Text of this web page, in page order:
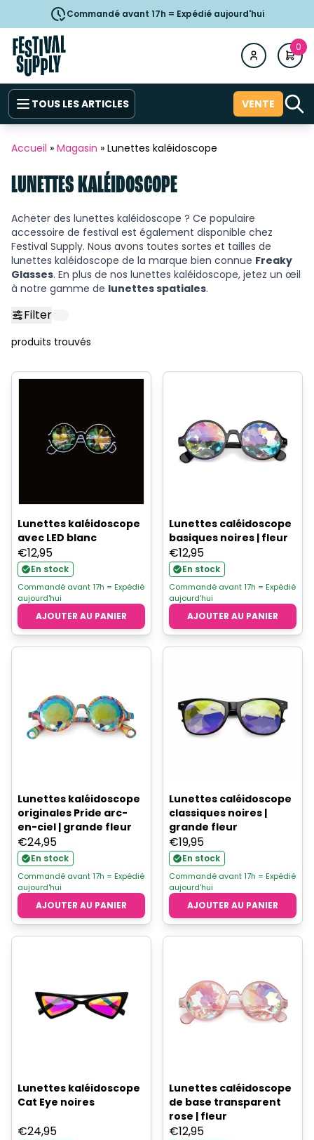
Commandé avant 17h = Expédié aujourd'hui
0
TOUS LES ARTICLES VENTE
Accueil » Magasin » Lunettes kaléidoscope
LUNETTES KALÉIDOSCOPE
Acheter des lunettes kaléidoscope ? Ce populaire
accessoire de festival est également disponible chez
Festival Supply. Nous avons toutes sortes et tailles de
lunettes kaléidoscope de la marque bien connue Freaky
Glasses. En plus de nos lunettes kaléidoscope, jetez un œil
à notre gamme de lunettes spatiales.
Filter
produits trouvés
Lunettes kaléidoscope
avec LED blanc
€12,95
En stock
Commandé avant 17h = Expédié
aujourd'hui
AJOUTER AU PANIER
Lunettes caléidoscope
basiques noires | fleur
€12,95
En stock
Commandé avant 17h = Expédié
aujourd'hui
AJOUTER AU PANIER
Lunettes kaléidoscope
originales Pride arc-
en-ciel | grande fleur
€24,95
En stock
Commandé avant 17h = Expédié
aujourd'hui
AJOUTER AU PANIER
Lunettes caléidoscope
classiques noires |
grande fleur
€19,95
En stock
Commandé avant 17h = Expédié
aujourd'hui
AJOUTER AU PANIER
Lunettes kaléidoscope
Cat Eye noires
€24,95
Lunettes caléidoscope
de base transparent
rose | fleur
€12,95